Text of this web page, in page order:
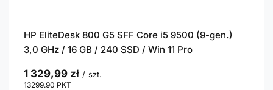
HP EliteDesk 800 G5 SFF Core i5 9500 (9-gen.)
3,0 GHz / 16 GB / 240 SSD / Win 11 Pro
1 329,99 zł / szt.
13299.90 PKT